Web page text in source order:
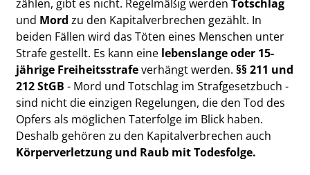
zählen, gibt es nicht. Regelmäßig werdenTotschlag
und Mord zu den Kapitalverbrechen gezählt. In
beiden Fällen wird das Töten eines Menschen unter
Strafe gestellt. Es kann eine lebenslange oder 15-
jährige Freiheitsstrafeverhängt werden.§§ 211 und
212 StGB- Mord und Totschlag im Strafgesetzbuch -
sind nicht die einzigen Regelungen, die den Tod des
Opfers als möglichen Taterfolge im Blick haben.
Deshalb gehören zu den Kapitalverbrechen auch
Körperverletzung und Raub mit Todesfolge.